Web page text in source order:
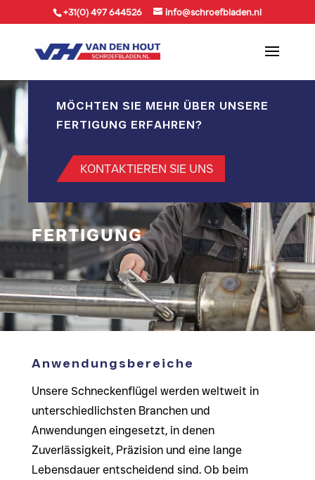
+31(0) 497 644526 info@schroefbladen.nl
MÖCHTEN SIE MEHR ÜBER UNSERE
FERTIGUNG ERFAHREN?
KONTAKTIEREN SIE UNS
FERTIGUNG
Anwendungsbereiche
Unsere Schneckenflügel werden weltweit in
unterschiedlichsten Branchen und
Anwendungen eingesetzt, in denen
Zuverlässigkeit, Präzision und eine lange
Lebensdauer entscheidend sind. Ob beim